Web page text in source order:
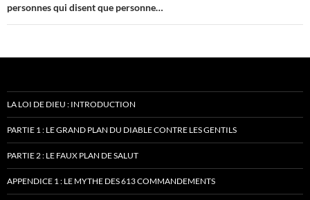
personnes qui disent que personne…
LA LOI DE DIEU : INTRODUCTION
PARTIE 1 : LE GRAND PLAN DU DIABLE CONTRE LES GENTILS
PARTIE 2 : LE FAUX PLAN DE SALUT
APPENDICE 1 : LE MYTHE DES 613 COMMANDEMENTS